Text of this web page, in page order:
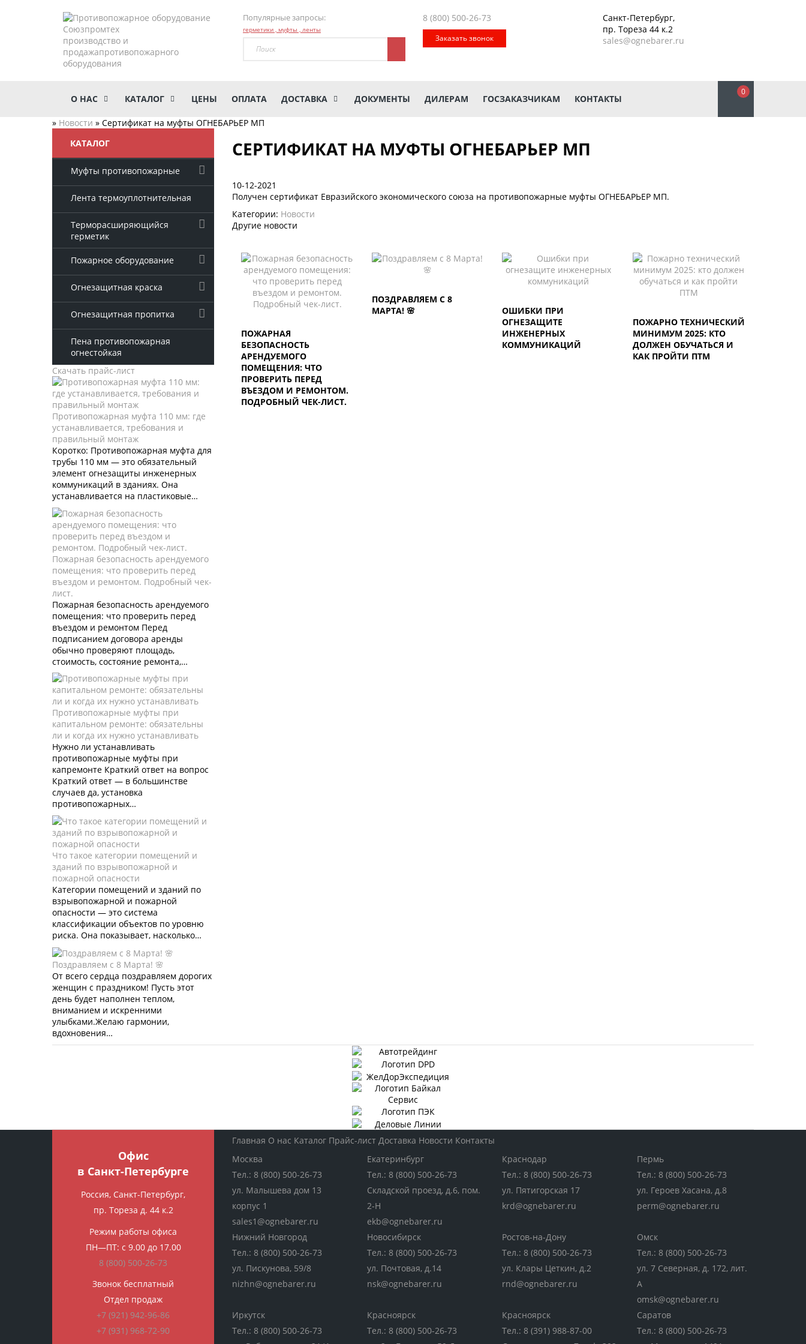
производство и
продажапротивопожарного
оборудования
Популярные запросы:
герметики , муфты , ленты
8 (800) 500-26-73
Заказать звонок
Санкт-Петербург,
пр. Тореза 44 к.2
sales@ognebarer.ru
О НАС КАТАЛОГ ЦЕНЫ ОПЛАТА ДОСТАВКА ДОКУМЕНТЫ ДИЛЕРАМ ГОСЗАКАЗЧИКАМ КОНТАКТЫ
0
» Новости » Сертификат на муфты ОГНЕБАРЬЕР МП
СЕРТИФИКАТ НА МУФТЫ ОГНЕБАРЬЕР МП
10-12-2021
Получен сертификат Евразийского экономического союза на противопожарные муфты ОГНЕБАРЬЕР МП.
Категории: Новости
Другие новости
ПОЖАРНАЯ
БЕЗОПАСНОСТЬ
АРЕНДУЕМОГО
ПОМЕЩЕНИЯ: ЧТО
ПРОВЕРИТЬ ПЕРЕД
ВЪЕЗДОМ И РЕМОНТОМ.
ПОДРОБНЫЙ ЧЕК-ЛИСТ.
ПОЗДРАВЛЯЕМ С 8
МАРТА! 🌸
ОШИБКИ ПРИ
ОГНЕЗАЩИТЕ
ИНЖЕНЕРНЫХ
КОММУНИКАЦИЙ
ПОЖАРНО ТЕХНИЧЕСКИЙ
МИНИМУМ 2025: КТО
ДОЛЖЕН ОБУЧАТЬСЯ И
КАК ПРОЙТИ ПТМ
КАТАЛОГ
Муфты противопожарные
Лента термоуплотнительная
Терморасширяющийся
герметик
Пожарное оборудование
Огнезащитная краска
Огнезащитная пропитка
Пена противопожарная
огнестойкая
Скачать прайс-лист
Противопожарная муфта 110 мм: где
устанавливается, требования и
правильный монтаж
Коротко: Противопожарная муфта для
трубы 110 мм — это обязательный
элемент огнезащиты инженерных
коммуникаций в зданиях. Она
устанавливается на пластиковые…
Пожарная безопасность арендуемого
помещения: что проверить перед
въездом и ремонтом. Подробный чек-
лист.
Пожарная безопасность арендуемого
помещения: что проверить перед
въездом и ремонтом Перед
подписанием договора аренды
обычно проверяют площадь,
стоимость, состояние ремонта,…
Противопожарные муфты при
капитальном ремонте: обязательны
ли и когда их нужно устанавливать
Нужно ли устанавливать
противопожарные муфты при
капремонте Краткий ответ на вопрос
Краткий ответ — в большинстве
случаев да, установка
противопожарных…
Что такое категории помещений и
зданий по взрывопожарной и
пожарной опасности
Категории помещений и зданий по
взрывопожарной и пожарной
опасности — это система
классификации объектов по уровню
риска. Она показывает, насколько…
Поздравляем с 8 Марта! 🌸
От всего сердца поздравляем дорогих
женщин с праздником! Пусть этот
день будет наполнен теплом,
вниманием и искренними
улыбками.Желаю гармонии,
вдохновения…
Офис
в Санкт-Петербурге
Россия, Санкт-Петербург,
пр. Тореза д. 44 к.2
Режим работы офиса
ПН—ПТ: с 9.00 до 17.00
8 (800) 500-26-73
Звонок бесплатный
Отдел продаж
+7 (921) 942-96-86
+7 (931) 968-72-90
Главная О нас Каталог Прайс-лист Доставка Новости Контакты
Москва
Тел.: 8 (800) 500-26-73
ул. Малышева дом 13
корпус 1
sales1@ognebarer.ru
Екатеринбург
Тел.: 8 (800) 500-26-73
Складской проезд, д.6, пом.
2-Н
ekb@ognebarer.ru
Краснодар
Тел.: 8 (800) 500-26-73
ул. Пятигорская 17
krd@ognebarer.ru
Пермь
Тел.: 8 (800) 500-26-73
ул. Героев Хасана, д.8
perm@ognebarer.ru
Нижний Новгород
Тел.: 8 (800) 500-26-73
ул. Пискунова, 59/8
nizhn@ognebarer.ru
Новосибирск
Тел.: 8 (800) 500-26-73
ул. Почтовая, д.14
nsk@ognebarer.ru
Ростов-на-Дону
Тел.: 8 (800) 500-26-73
ул. Клары Цеткин, д.2
rnd@ognebarer.ru
Омск
Тел.: 8 (800) 500-26-73
ул. 7 Северная, д. 172, лит.
А
omsk@ognebarer.ru
Иркутск
Тел.: 8 (800) 500-26-73
Красноярск
Тел.: 8 (800) 500-26-73
Красноярск
Тел.: 8 (391) 988-87-00
Саратов
Тел.: 8 (800) 500-26-73